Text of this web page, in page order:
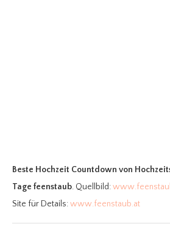
Beste Hochzeit Countdown von
Tage feenstaub. Quellbild:
Site für Details:www.feenstaub.at